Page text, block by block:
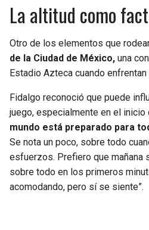
La altitud como
Otro de los elementos que
de la Ciudad de México, una
Estadio Azteca cuando
Fidalgo reconoció que puede
juego, especialmente en el inicio
mundo está preparado para
Se nota un poco, sobre todo
esfuerzos. Prefiero que mañana
sobre todo en los primeros
acomodando, pero sí se siente”.